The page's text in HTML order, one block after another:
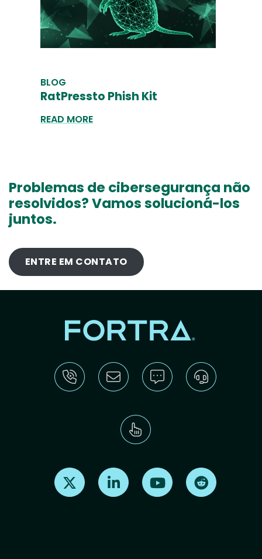
BLOG
RatPressto Phish Kit
READ MORE
Problemas de cibersegurança não
resolvidos? Vamos solucioná-los
juntos.
ENTRE EM CONTATO
Find us on X Find us on LinkedInFind us on Youtube